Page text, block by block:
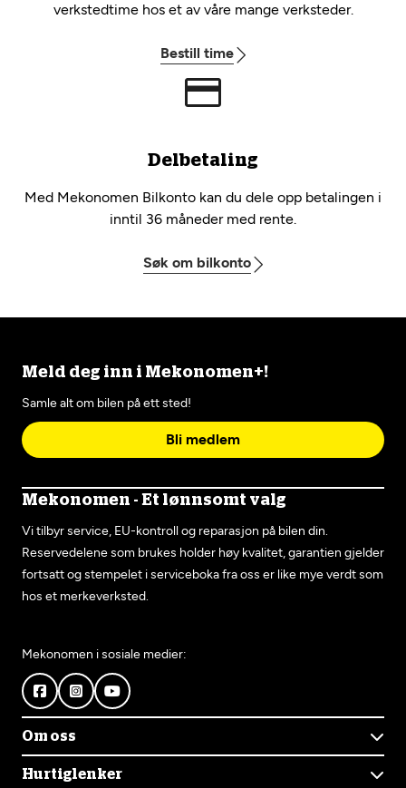
verkstedtime hos et av våre mange verksteder.
Bestill time
Delbetaling
Med Mekonomen Bilkonto kan du dele opp betalingen i
inntil 36 måneder med rente.
Søk om bilkonto
Meld deg inn i Mekonomen+!
Samle alt om bilen på ett sted!
Bli medlem
Mekonomen - Et lønnsomt valg
Vi tilbyr service, EU-kontroll og reparasjon på bilen din.
Reservedelene som brukes holder høy kvalitet, garantien gjelder
fortsatt og stempelet i serviceboka fra oss er like mye verdt som
hos et merkeverksted.
Mekonomen i sosiale medier:
Om oss
Om Mekonomen
Hurtiglenker